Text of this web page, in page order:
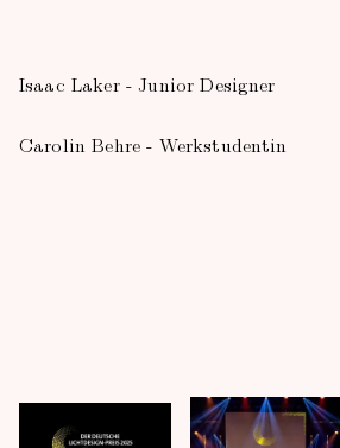
Isaac Laker - Junior Designer
Carolin Behre - Werkstudentin